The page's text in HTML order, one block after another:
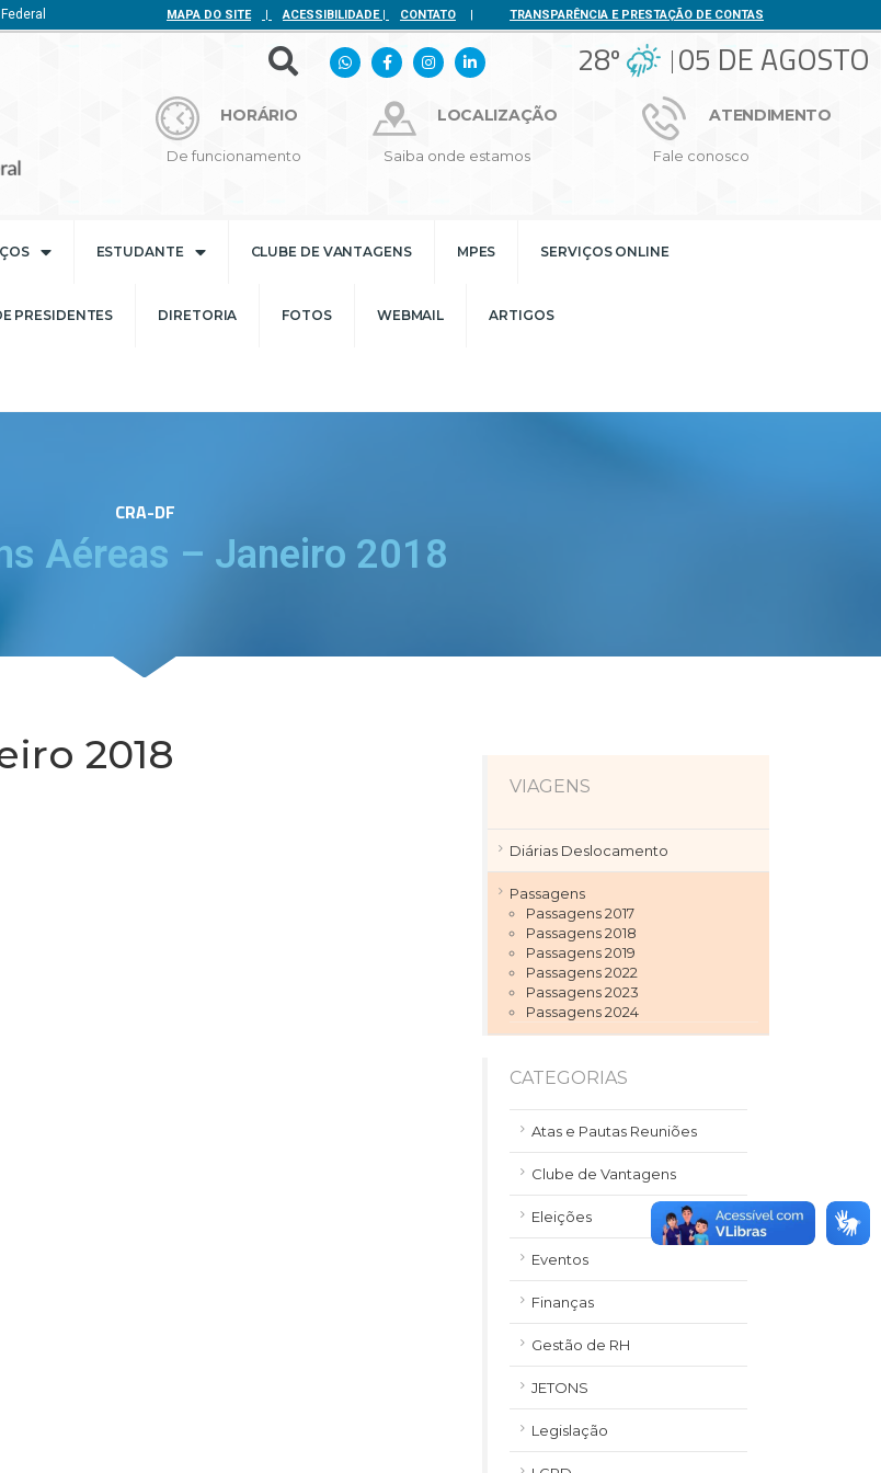
MAPA DO SITE | ACESSIBILIDADE| CONTATO | TRANSPARÊNCIA E PRESTAÇÃO DE CONTAS
28º 05 DE AGOSTO
HORÁRIO
De funcionamento
LOCALIZAÇÃO
Saiba onde estamos
ATENDIMENTO
Fale conosco
ESTUDANTE CLUBE DE VANTAGENS MPES SERVIÇOS ONLINE
PRESIDENTES DIRETORIA FOTOS WEBMAIL ARTIGOS
CRA-DF
Aéreas – Janeiro 2018
2018
VIAGENS
Diárias Deslocamento
Passagens
Passagens 2017
Passagens 2018
Passagens 2019
Passagens 2022
Passagens 2023
Passagens 2024
CATEGORIAS
Atas e Pautas Reuniões
Clube de Vantagens
Eleições
Eventos
Finanças
Gestão de RH
JETONS
Legislação